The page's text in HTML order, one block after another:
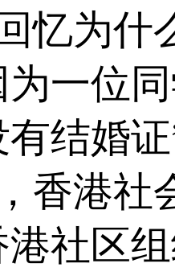
忆为什
为一位
有结婚
香港社
社区